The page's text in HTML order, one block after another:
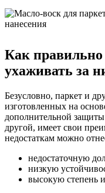
Как
ухаживать за
Безусловно, паркет и
изготовленных на
дополнительной
другой, имеет свои
недостаткам можно
недостаточную
низкую
высокую степень